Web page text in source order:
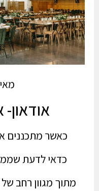
אודאון-
כאשר מתכננים
כדאי לדעת
מתוך מגוון רחב